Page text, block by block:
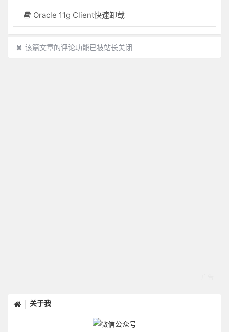
Oracle 11g Client快速卸载
该篇文章的评论功能已被站长关闭
关于我